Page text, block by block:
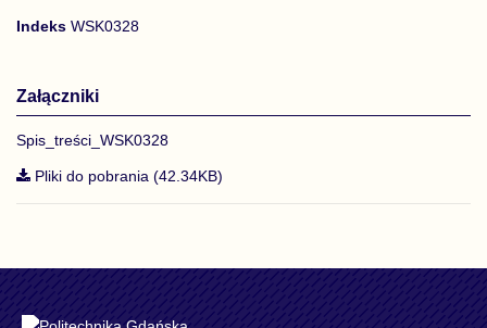
Indeks WSK0328
Załączniki
Spis_treści_WSK0328
Pliki do pobrania (42.34KB)